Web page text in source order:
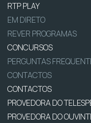
RTP PLAY
EM DIRETO
REVER PROGRAMAS
CONCURSOS
PERGUNTAS
CONTACTOS
CONTACTOS
PROVEDORA DO
PROVEDORA DO